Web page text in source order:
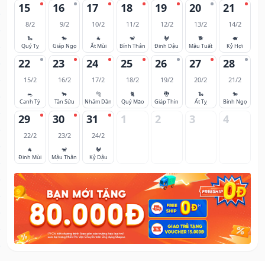
15
8/2
🐍
Quý Tỵ
16
9/2
🐎
Giáp Ngọ
17
10/2
🐐
Ất Mùi
18
11/2
🐒
Bính Thân
19
12/2
🐓
Đinh Dậu
20
13/2
🐕
Mậu Tuất
21
14/2
🐖
Kỷ Hợi
22
15/2
🐀
Canh Tý
23
16/2
🐂
Tân Sửu
24
17/2
🐅
Nhâm Dần
25
18/2
🐈
Quý Mão
26
19/2
🐉
Giáp Thìn
27
20/2
🐍
Ất Tỵ
28
21/2
🐎
Bính Ngọ
29
22/2
🐐
Đinh Mùi
30
23/2
🐒
Mậu Thân
31
24/2
🐓
Kỷ Dậu
1 2 3 4